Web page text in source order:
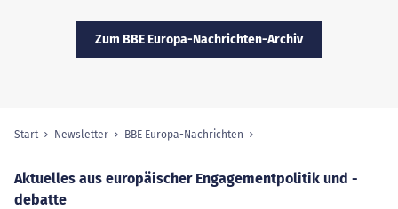
Zum BBE Europa-Nachrichten-Archiv
Sie sind hier:
Start Newsletter BBE Europa-Nachrichten
Aktuelles aus europäischer Engagementpolitik und -
debatte